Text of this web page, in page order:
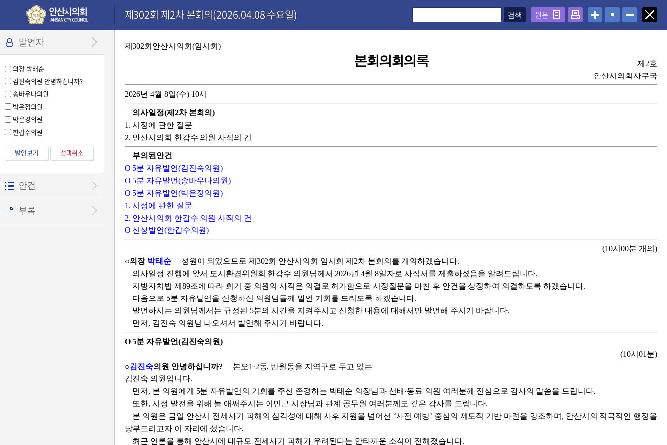
본문으로 바로가기
기능메뉴 메뉴 바로가기
설정메뉴 메뉴 바로가기
제302회 제2차 본회의(2026.04.08 수요일) 원본
발언자
의장 박태순
김진숙의원 안녕하십니까?
송바우나의원
박은정의원
박은경의원
한갑수의원
발언보기 선택취소
안건
부록
제302회안산시의회(임시회)
본회의회의록
제2호
안산시의회사무국
2026년 4월 8일(수) 10시
의사일정(제2차 본회의)
1. 시정에 관한 질문
2. 안산시의회 한갑수 의원 사직의 건
부의된안건
O 5분 자유발언(김진숙의원)
O 5분 자유발언(송바우나의원)
O 5분 자유발언(박은정의원)
1. 시정에 관한 질문
2. 안산시의회 한갑수 의원 사직의 건
O 신상발언(한갑수의원)
(10시00분 개의)
○의장 박태순
성원이 되었으므로 제302회 안산시의회 임시회 제2차 본회의를 개의하겠습니다.
의사일정 진행에 앞서 도시환경위원회 한갑수 의원님께서 2026년 4월 8일자로 사직서를 제출하셨음을 알려드립니다.
지방자치법 제89조에 따라 회기 중 의원의 사직은 의결로 허가함으로 시정질문을 마친 후 안건을 상정하여 의결하도록 하겠습니다.
다음으로 5분 자유발언을 신청하신 의원님들께 발언 기회를 드리도록 하겠습니다.
발언하시는 의원님께서는 규정된 5분의 시간을 지켜주시고 신청한 내용에 대해서만 발언해 주시기 바랍니다.
먼저, 김진숙 의원님 나오셔서 발언해 주시기 바랍니다.
O 5분 자유발언(김진숙의원)
(10시01분)
○김진숙의원 안녕하십니까?
본오1·2동, 반월동을 지역구로 두고 있는
김진숙 의원입니다.
먼저, 본 의원에게 5분 자유발언의 기회를 주신 존경하는 박태순 의장님과 선배·동료 의원 여러분께 진심으로 감사의 말씀을 드립니다.
또한, 시정 발전을 위해 늘 애써주시는 이민근 시장님과 관계 공무원 여러분께도 깊은 감사를 드립니다.
본 의원은 금일 안산시 전세사기 피해의 심각성에 대해 사후 지원을 넘어선 ‘사전 예방’ 중심의 제도적 기반 마련을 강조하며, 안산시의 적극적인 행정을
당부드리고자 이 자리에 섰습니다.
최근 언론을 통해 안산시에 대규모 전세사기 피해가 우려된다는 안타까운 소식이 전해졌습니다.